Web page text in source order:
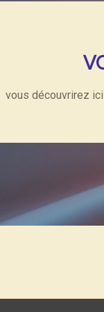
vous découvrirez